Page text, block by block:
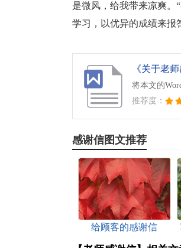
是微风，给我带来凉爽。
学习，以优异的成绩来报
《关于老
将本文的
推荐度：
感谢信图文推荐
给顾客的感谢信